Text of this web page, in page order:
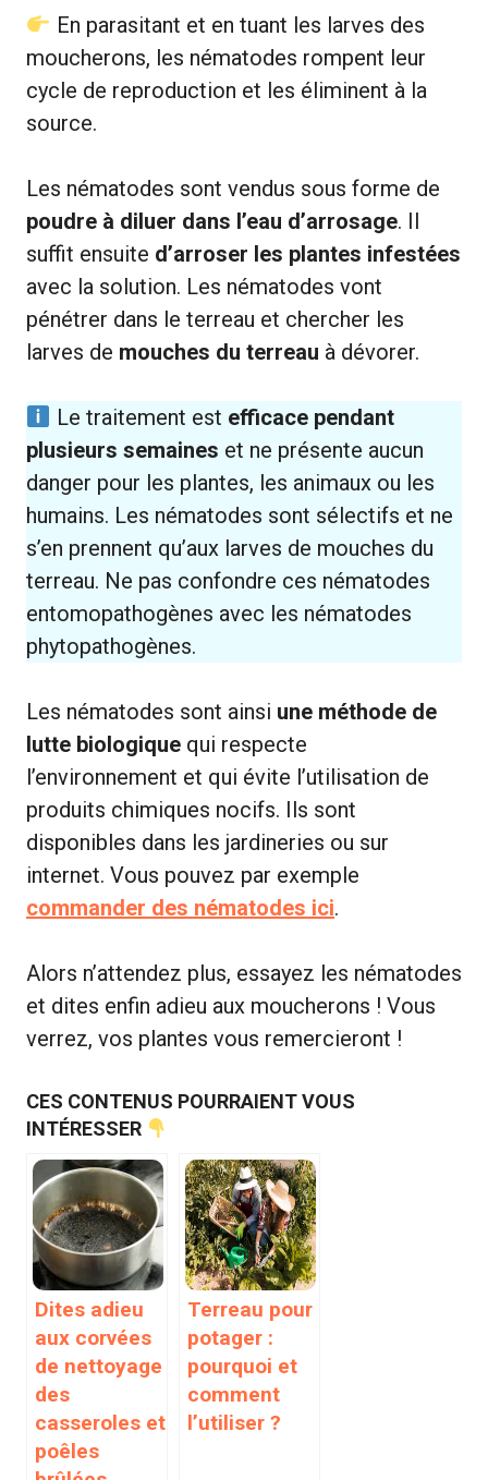
En parasitant et en tuant les larves des
moucherons, les nématodes rompent leur
cycle de reproduction et les éliminent à la
source.
Les nématodes sont vendus sous forme de
poudre à diluer dans l’eau d’arrosage. Il
suffit ensuite d’arroser les plantes infestées
avec la solution. Les nématodes vont
pénétrer dans le terreau et chercher les
larves de mouches du terreau à dévorer.
Le traitement est efficace pendant
plusieurs semaines et ne présente aucun
danger pour les plantes, les animaux ou les
humains. Les nématodes sont sélectifs et ne
s’en prennent qu’aux larves de mouches du
terreau. Ne pas confondre ces nématodes
entomopathogènes avec les nématodes
phytopathogènes.
Les nématodes sont ainsi une méthode de
lutte biologique qui respecte
l’environnement et qui évite l’utilisation de
produits chimiques nocifs. Ils sont
disponibles dans les jardineries ou sur
internet. Vous pouvez par exemple
commander des nématodes ici.
Alors n’attendez plus, essayez les nématodes
et dites enfin adieu aux moucherons ! Vous
verrez, vos plantes vous remercieront !
CES CONTENUS POURRAIENT VOUS
INTÉRESSER
Dites adieu
aux corvées
de nettoyage
des
casseroles et
poêles
Terreau pour
potager :
pourquoi et
comment
l’utiliser ?